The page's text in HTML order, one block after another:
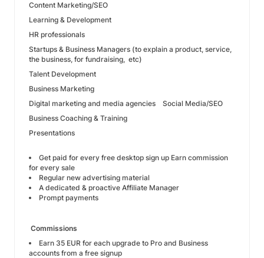
Content Marketing/SEO
Learning & Development
HR professionals
Startups & Business Managers (to explain a product, service,
the business, for fundraising, etc)
Talent Development
Business Marketing
Digital marketing and media agencies Social Media/SEO
Business Coaching & Training
Presentations
Get paid for every free desktop sign up Earn commission
for every sale
Regular new advertising material
A dedicated & proactive Affiliate Manager
Prompt payments
Commissions
Earn 35 EUR for each upgrade to Pro and Business
accounts from a free signup